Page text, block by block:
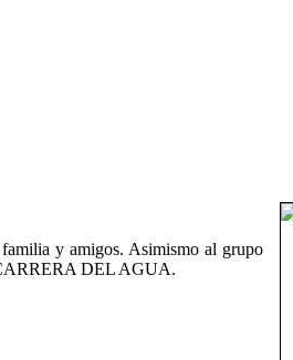
y amigos. Asimismo al grupo
DEL AGUA.